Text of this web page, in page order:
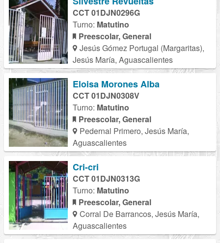
CCT 01DJN0296G
Turno: Matutino
Preescolar, General
Jesús Gómez Portugal (Margaritas),
Jesús María, Aguascalientes
Eloisa Morones Alba
CCT 01DJN0308V
Turno: Matutino
Preescolar, General
Pedernal Primero, Jesús María,
Aguascalientes
Cri-cri
CCT 01DJN0313G
Turno: Matutino
Preescolar, General
Corral De Barrancos, Jesús María,
Aguascalientes